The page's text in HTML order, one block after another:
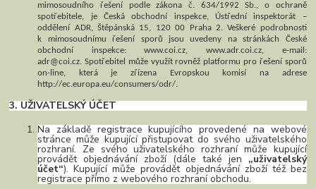
mimosoudního řešení podle zákona č. 634/1992 Sb., o ochraně
spotřebitele, je Česká obchodní inspekce, Ústřední inspektorát –
oddělení ADR, Štěpánská 15, 120 00 Praha 2. Veškeré podrobnosti
k mimosoudnímu řešení sporů jsou uvedeny na stránkách České
obchodní inspekce: www.coi.cz, www.adr.coi.cz, e-mail:
adr@coi.cz. Spotřebitel může využít rovněž platformu pro řešení sporů
on-line, která je zřízena Evropskou komisí na adrese
http://ec.europa.eu/consumers/odr/.
3. UŽIVATELSKÝ ÚČET
Na základě registrace kupujícího provedené na webové
stránce může kupující přistupovat do svého uživatelského
rozhraní. Ze svého uživatelského rozhraní může kupující
provádět objednávání zboží (dále také jen „uživatelský
účet“). Kupující může provádět objednávání zboží též bez
registrace přímo z webového rozhraní obchodu.